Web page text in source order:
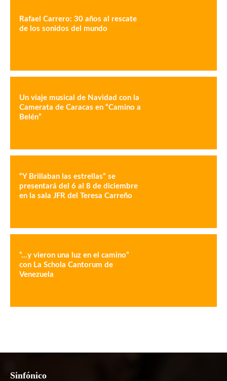
Rafael Carrero: 30 años al rescate
de los sonidos del mundo
Un viaje musical de Navidad con la
Camerata de Caracas en “Camino a
Belén”
“Y Brillaban las estrellas” se
presentará del 6 al 8 de diciembre
en la sala JFR del Teresa Carreño
“…y vieron una luz en el camino”
con La Schola Cantorum de
Venezuela
Sinfónico